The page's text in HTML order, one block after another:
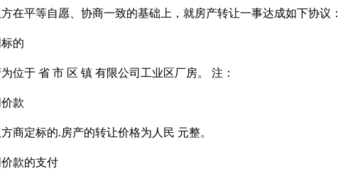
在平等自愿、协商一致的基础上，就房产转让一事达成如下协议：
的
位于 省 市 区 镇 有限公司工业区厂房。 注：
款
商定标的.房产的转让价格为人民 元整。
款的支付